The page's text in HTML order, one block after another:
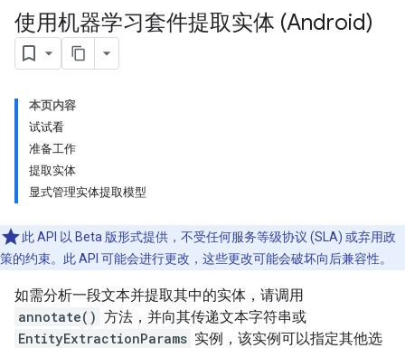
使用机器学习套件提取实体 (Android)
本页内容
试试看
准备工作
提取实体
显式管理实体提取模型
此 API 以 Beta 版形式提供，不受任何服务等级协议 (SLA) 或弃用政
策的约束。此 API 可能会进行更改，这些更改可能会破坏向后兼容性。
如需分析一段文本并提取其中的实体，请调用
annotate() 方法，并向其传递文本字符串或
EntityExtractionParams 实例，该实例可以指定其他选